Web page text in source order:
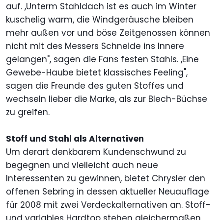
auf. ,Unterm Stahldach ist es auch im Winter
kuschelig warm, die Windgeräusche bleiben
mehr außen vor und böse Zeitgenossen können
nicht mit des Messers Schneide ins Innere
gelangen", sagen die Fans festen Stahls. ,Eine
Gewebe-Haube bietet klassisches Feeling",
sagen die Freunde des guten Stoffes und
wechseln lieber die Marke, als zur Blech-Büchse
zu greifen.
Stoff und Stahl als Alternativen
Um derart denkbarem Kundenschwund zu
begegnen und vielleicht auch neue
Interessenten zu gewinnen, bietet Chrysler den
offenen Sebring in dessen aktueller Neuauflage
für 2008 mit zwei Verdeckalternativen an. Stoff-